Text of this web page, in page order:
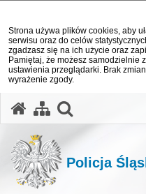
Strona używa plików cookies, aby
serwisu oraz do celów
zgadzasz się na ich użycie oraz
Pamiętaj, że możesz samodzielnie
ustawienia przeglądarki. Brak
wyrażenie zgody.
Policja